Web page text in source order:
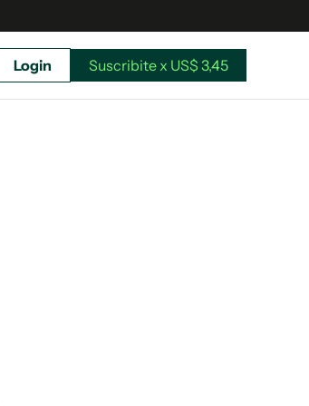
Login Suscribite x US$ 3,45